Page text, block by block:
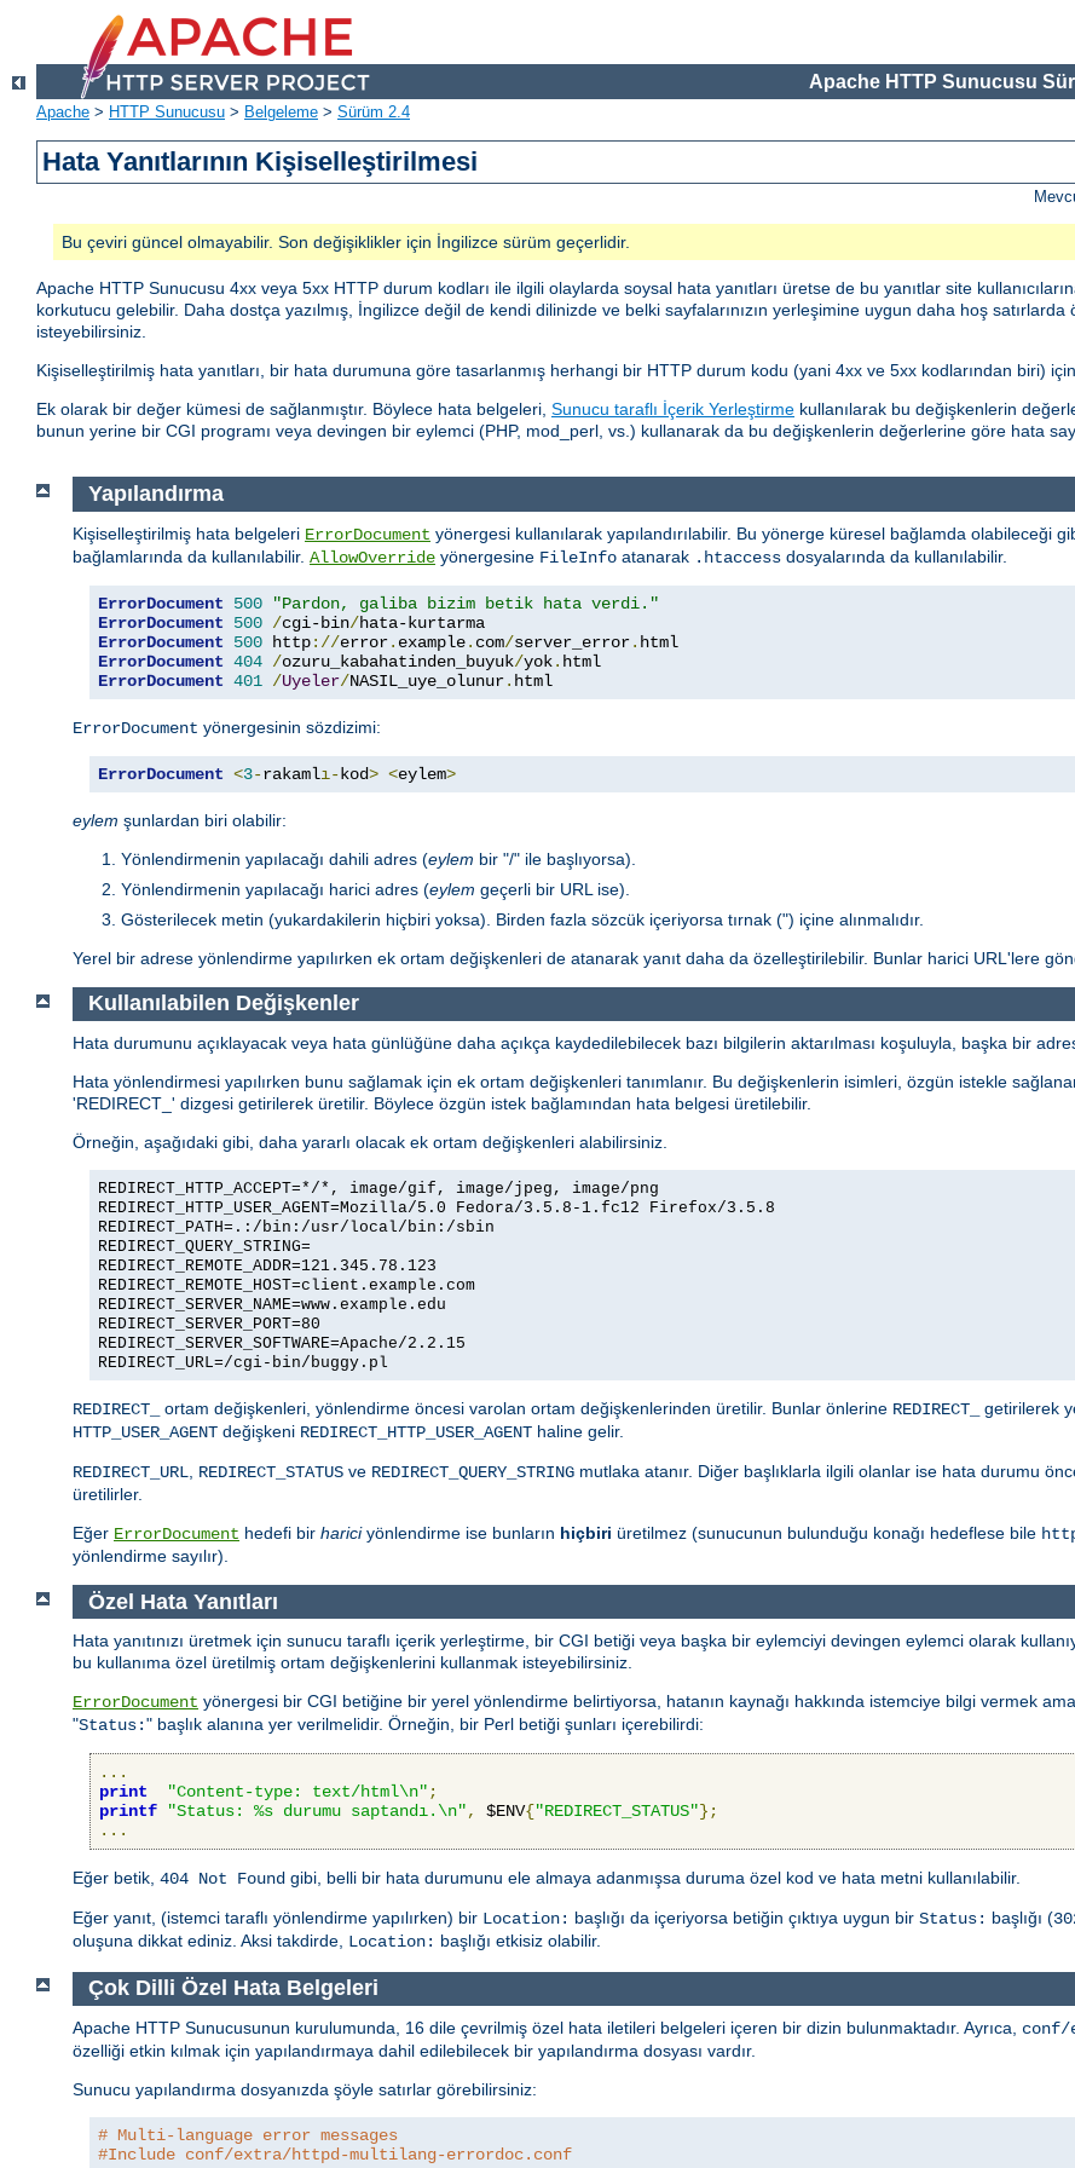
Apache HTTP Sunucusu
Apache > HTTP Sunucusu > Belgeleme > Sürüm 2.4
Hata Yanıtlarının Kişiselleştirilmesi
Bu çeviri güncel olmayabilir. Son değişiklikler için İngilizce sürüm geçerlidir.
Apache HTTP Sunucusu 4xx veya 5xx HTTP durum kodları ile ilgili olaylarda soysal hata yanıtları üretse de bu yanıtlar site
korkutucu gelebilir. Daha dostça yazılmış, İngilizce değil de kendi dilinizde ve belki sayfalarınızın yerleşimine uygun daha hoş satırlarda
isteyebilirsiniz.
Kişiselleştirilmiş hata yanıtları, bir hata durumuna göre tasarlanmış herhangi bir HTTP durum kodu (yani 4xx ve 5xx kodlarından biri)
Ek olarak bir değer kümesi de sağlanmıştır. Böylece hata belgeleri, Sunucu taraflı İçerik Yerleştirme kullanılarak bu değişkenlerin
bunun yerine bir CGI programı veya devingen bir eylemci (PHP, mod_perl, vs.) kullanarak da bu değişkenlerin değerlerine göre hata
Yapılandırma
Kişiselleştirilmiş hata belgeleri ErrorDocument yönergesi kullanılarak yapılandırılabilir. Bu yönerge küresel bağlamda olabileceği
bağlamlarında da kullanılabilir. AllowOverride yönergesine FileInfo atanarak .htaccess dosyalarında da kullanılabilir.
ErrorDocument 500
"Pardon, galiba bizim betik hata verdi."
ErrorDocument
500 /cgi-bin/
ErrorDocument
500 http://error. example. com/server_error.
ErrorDocument 404 /ozuru_kabahatinden_buyuk/yok.
ErrorDocument 401 /Uyeler/NASIL_uye_olunur. html
ErrorDocument yönergesinin sözdizimi:
ErrorDocument <3-rakamlı-kod> <eylem>
eylem şunlardan biri olabilir:
Yönlendirmenin yapılacağı dahili adres (eylem bir "/" ile başlıyorsa).
Yönlendirmenin yapılacağı harici adres (eylem geçerli bir URL ise).
Gösterilecek metin (yukardakilerin hiçbiri yoksa). Birden fazla sözcük içeriyorsa tırnak (") içine alınmalıdır.
Yerel bir adrese yönlendirme yapılırken ek ortam değişkenleri de atanarak yanıt daha da özelleştirilebilir. Bunlar harici URL'lere
Kullanılabilen Değişkenler
Hata durumunu açıklayacak veya hata günlüğüne daha açıkça kaydedilebilecek bazı bilgilerin aktarılması koşuluyla, başka bir
Hata yönlendirmesi yapılırken bunu sağlamak için ek ortam değişkenleri tanımlanır. Bu değişkenlerin isimleri, özgün istekle
'REDIRECT_' dizgesi getirilerek üretilir. Böylece özgün istek bağlamından hata belgesi üretilebilir.
Örneğin, aşağıdaki gibi, daha yararlı olacak ek ortam değişkenleri alabilirsiniz.
REDIRECT_HTTP_ACCEPT=*/*, image/gif, image/jpeg, image/png
REDIRECT_HTTP_USER_AGENT=Mozilla/5.0 Fedora/3.5.8-1.fc12 Firefox/3.5.8
REDIRECT_PATH=.:/bin:/usr/local/bin:/sbin
REDIRECT_QUERY_STRING=
REDIRECT_REMOTE_ADDR=121.345.78.123
REDIRECT_REMOTE_HOST=client.example.com
REDIRECT_SERVER_NAME=www.example.edu
REDIRECT_SERVER_PORT=80
REDIRECT_SERVER_SOFTWARE=Apache/2.2.15
REDIRECT_URL=/cgi-bin/buggy.pl
REDIRECT_ ortam değişkenleri, yönlendirme öncesi varolan ortam değişkenlerinden üretilir. Bunlar önlerine REDIRECT_
getirilerek
HTTP_USER_AGENT değişkeni REDIRECT_HTTP_USER_AGENT haline gelir.
REDIRECT_URL REDIRECT_STATUS ve REDIRECT_QUERY_STRING mutlaka atanır. Diğer başlıklarla ilgili olanlar ise hata durumu
üretilirler.
Eğer ErrorDocument hedefi bir hariciyönlendirme ise bunların hiçbiri üretilmez (sunucunun bulunduğu konağı hedeflese bile
yönlendirme sayılır).
Özel Hata Yanıtları
Hata yanıtınızı üretmek için sunucu taraflı içerik yerleştirme, bir CGI betiği veya başka bir eylemciyi devingen eylemci olarak
bu kullanıma özel üretilmiş ortam değişkenlerini kullanmak isteyebilirsiniz.
ErrorDocument yönergesi bir CGI betiğine bir yerel yönlendirme belirtiyorsa, hatanın kaynağı hakkında istemciye bilgi vermek
"Status:" başlık alanına yer verilmelidir. Örneğin, bir Perl betiği şunları içerebilirdi:
...
print
"Content-type: text/html\n";
printf
"Status: %s durumu saptandı.\n", $ENV{"REDIRECT_STATUS"};
...
Eğer betik, 404 Not Found gibi, belli bir hata durumunu ele almaya adanmışsa duruma özel kod ve hata metni kullanılabilir.
Eğer yanıt, (istemci taraflı yönlendirme yapılırken) bir Location: başlığı da içeriyorsa betiğin çıktıya uygun bir Status: başlığı (
oluşuna dikkat ediniz. Aksi takdirde, Location: başlığı etkisiz olabilir.
Çok Dilli Özel Hata Belgeleri
Apache HTTP Sunucusunun kurulumunda, 16 dile çevrilmiş özel hata iletileri belgeleri içeren bir dizin bulunmaktadır. Ayrıca, conf/
özelliği etkin kılmak için yapılandırmaya dahil edilebilecek bir yapılandırma dosyası vardır.
Sunucu yapılandırma dosyanızda şöyle satırlar görebilirsiniz:
# Multi-language error messages
#Include conf/extra/httpd-multilang-errordoc.conf